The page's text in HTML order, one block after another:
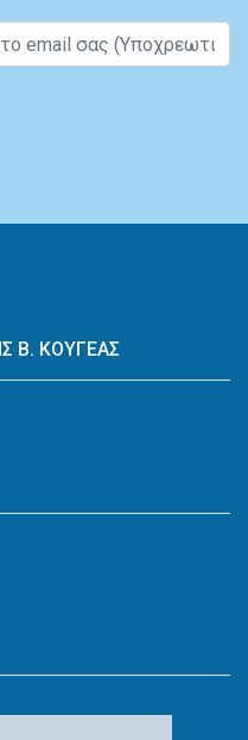
Β. ΚΟΥΓΕΑΣ